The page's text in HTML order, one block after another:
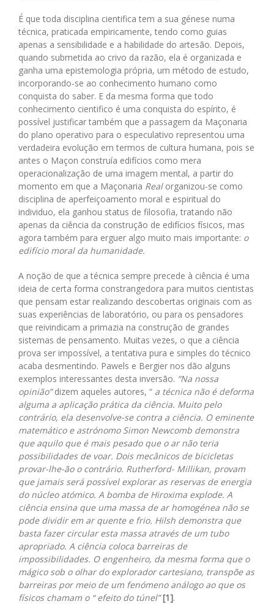
É que toda disciplina cientifica tem a sua génese numa
técnica, praticada empiricamente, tendo como guias
apenas a sensibilidade e a habilidade do artesão. Depois,
quando submetida ao crivo da razão, ela é organizada e
ganha uma epistemologia própria, um método de estudo,
incorporando-se ao conhecimento humano como
conquista do saber. E da mesma forma que todo
conhecimento cientifico é uma conquista do espírito, é
possível justificar também que a passagem da Maçonaria
do plano operativo para o especulativo representou uma
verdadeira evolução em termos de cultura humana, pois se
antes o Maçon construía edifícios como mera
operacionalização de uma imagem mental, a partir do
momento em que a Maçonaria Realorganizou-se como
disciplina de aperfeiçoamento moral e espiritual do
individuo, ela ganhou status de filosofia, tratando não
apenas da ciência da construção de edifícios físicos, mas
agora também para erguer algo muito mais importante: o
edifício moral da humanidade.
A noção de que a técnica sempre precede à ciência é uma
ideia de certa forma constrangedora para muitos cientistas
que pensam estar realizando descobertas originais com as
suas experiências de laboratório, ou para os pensadores
que reivindicam a primazia na construção de grandes
sistemas de pensamento. Muitas vezes, o que a ciência
prova ser impossível, a tentativa pura e simples do técnico
acaba desmentindo. Pawels e Bergier nos dão alguns
exemplos interessantes desta inversão. “Na nossa
opinião”dizem aqueles autores, “ a técnica não é deforma
alguma a aplicação prática da ciência. Muito pelo
contrário, ela desenvolve-se contra a ciência. O eminente
matemático e astrónomo Simon Newcomb demonstra
que aquilo que é mais pesado que o ar não teria
possibilidades de voar. Dois mecânicos de bicicletas
provar-lhe-ão o contrário. Rutherford- Millikan, provam
que jamais será possível explorar as reservas de energia
do núcleo atómico. A bomba de Hiroxima explode. A
ciência ensina que uma massa de ar homogénea não se
pode dividir em ar quente e frio. Hilsh demonstra que
basta fazer circular esta massa através de um tubo
apropriado. A ciência coloca barreiras de
impossibilidades. O engenheiro, da mesma forma que o
mágico sob o olhar do explorador cartesiano, transpõe as
barreiras por meio de um fenómeno análogo ao que os
físicos chamam o “ efeito do túnel” [1].